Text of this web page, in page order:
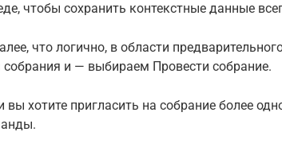
чтобы сохранить контекстные данные
что логично, в области
собрания и — выбираем Провести собрание.
вы хотите пригласить на собрание более